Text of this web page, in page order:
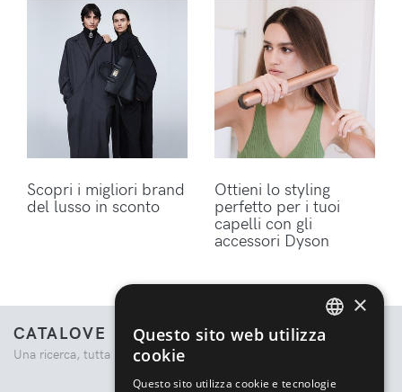
Scopri i migliori brand
del lusso in sconto
Ottieni lo styling
perfetto per i tuoi
capelli con gli
accessori Dyson
CATALOVE
Una ricerca, tutta la moda.
×
Questo sito web utilizza
cookie
Questo sito utilizza cookie e tecnologie